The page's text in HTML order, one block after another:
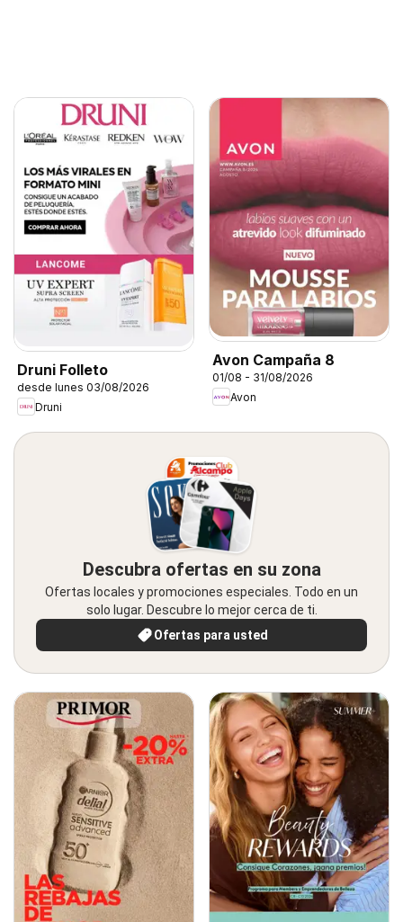
Druni Folleto
desde lunes 03/08/2026
Druni
Avon Campaña 8
01/08 - 31/08/2026
Avon
Descubra ofertas en su zona
Ofertas locales y promociones especiales. Todo en un
solo lugar. Descubre lo mejor cerca de ti.
Ofertas para usted